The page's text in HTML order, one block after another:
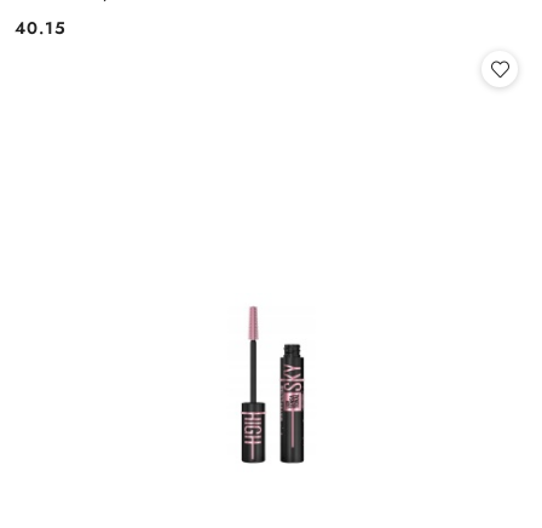
Cena:
40.15